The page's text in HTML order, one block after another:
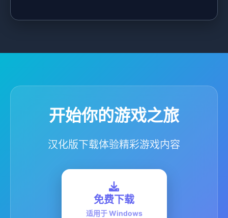
开始你的游戏之旅
汉化版下载体验精彩游戏内容
免费下载
适用于 Windows